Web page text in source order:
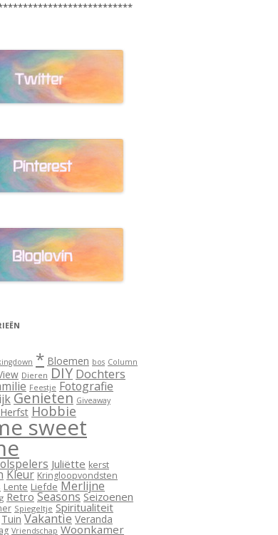
* Bloemen bos Column
Dieren DIY Dochters
Feestje Fotografie
Genieten Giveaway
Herfst Hobbie
sweet
Juliëtte kerst
Kleur Kringloopvondsten
Lente Liefde Merlijne
Retro Seasons Seizoenen
Spiegeltje Spiritualiteit
Tuin Vakantie Veranda
Vriendschap Woonkamer